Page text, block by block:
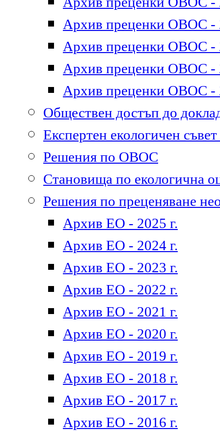
Архив преценки ОВОС -
Архив преценки ОВОС -
Архив преценки ОВОС -
Архив преценки ОВОС -
Обществен достъп до
Експертен екологичен
Решения по ОВОС
Становища по екологична
Решения по преценяване
Архив ЕО - 2025 г.
Архив ЕО - 2024 г.
Архив ЕО - 2023 г.
Архив ЕО - 2022 г.
Архив ЕО - 2021 г.
Архив ЕО - 2020 г.
Архив ЕО - 2019 г.
Архив ЕО - 2018 г.
Архив ЕО - 2017 г.
Архив ЕО - 2016 г.